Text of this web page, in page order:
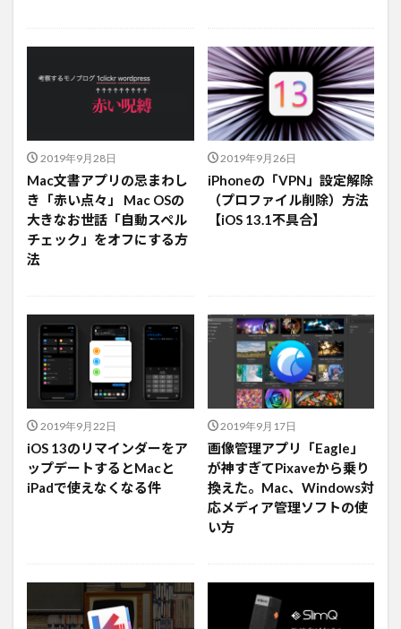
2019年9月28日
Mac文書アプリの忌まわし
き「赤い点々」 Mac OSの
大きなお世話「自動スペル
チェック」をオフにする方
法
2019年9月26日
iPhoneの「VPN」設定解除
（プロファイル削除）方法
【iOS 13.1不具合】
2019年9月22日
iOS 13のリマインダーをア
ップデートするとMacと
iPadで使えなくなる件
2019年9月17日
画像管理アプリ「Eagle」
が神すぎてPixaveから乗り
換えた。Mac、Windows対
応メディア管理ソフトの使
い方